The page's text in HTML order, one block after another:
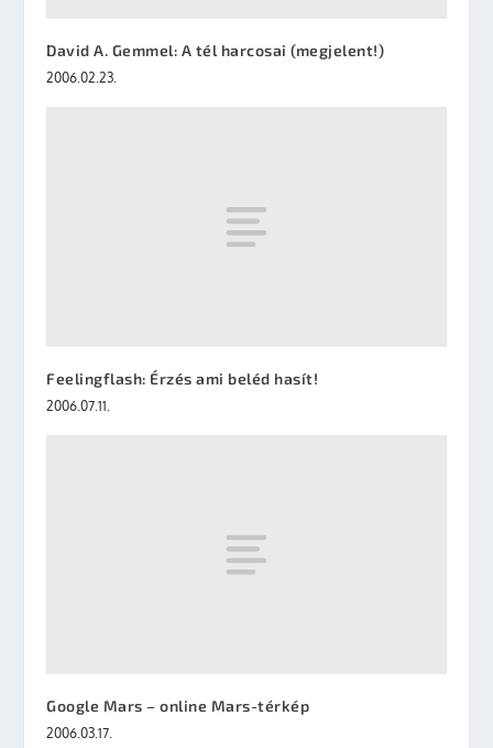
David A. Gemmel: A tél harcosai (megjelent!)
2006.02.23.
Feelingflash: Érzés ami beléd hasít!
2006.07.11.
Google Mars – online Mars-térkép
2006.03.17.